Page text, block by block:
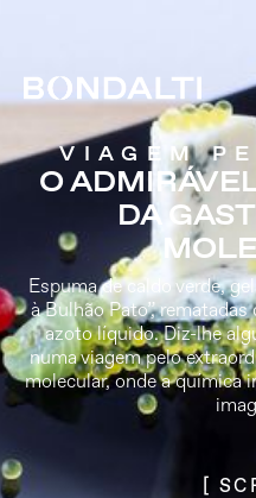
VIAGEM
O
DA
Espuma de caldo verde,
à Bulhão Pato”,
azoto líquido. Diz-lhe
numa viagem pelo
molecular, onde a química
[